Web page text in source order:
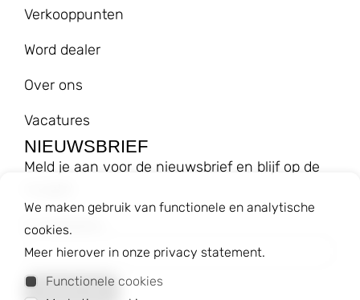
Verkooppunten
Word dealer
Over ons
Vacatures
NIEUWSBRIEF
Meld je aan voor de nieuwsbrief en blijf op de
E-mailadres
We maken gebruik van functionele en analytische
cookies.
Meer hierover in onze privacy statement.
Functionele cookies